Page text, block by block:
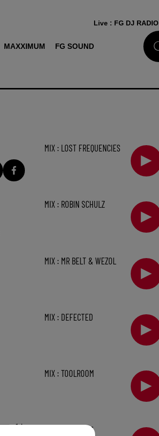
MAXXIMUM FG SOUND
Live : FG DJ RADIO
1 h
MIX : LOST FREQUENCIES
MIX : ROBIN SCHULZ
MIX : MR BELT & WEZOL
MIX : DEFECTED
MIX : TOOLROOM
MIX : FIREBEATZ